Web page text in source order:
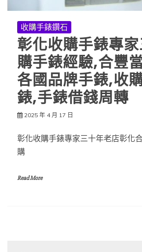
收購手錶鑽石
彰化收購手錶專
購手錶經驗,合豐
各國品牌手錶,收
錶,手錶借錢周轉
2025 年 4 月 17 日
彰化收購手錶專家三十年老店彰化
購
Read More